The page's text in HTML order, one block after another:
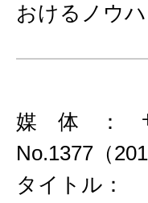
おけるノウ
媒 体 ： サ
No.1377（
タイトル：